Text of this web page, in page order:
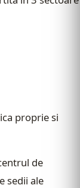
proprie si
de
sedii ale